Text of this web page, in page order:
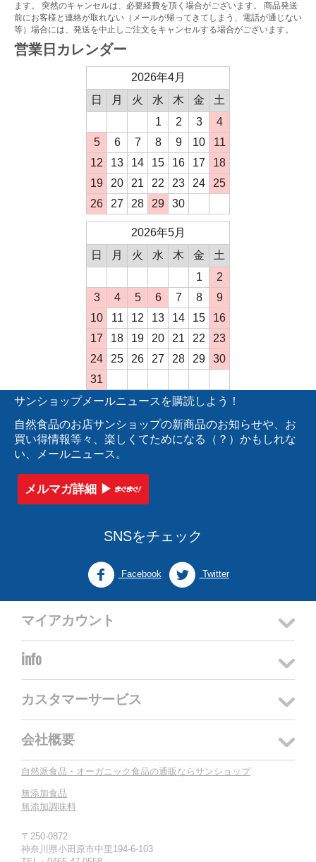
ます。 突然のキャンセルは、必要経費を頂く場合がございます。 商品発送
前にお客様と連絡が取れない（メールが帰ってきてしまう、電話が通じない
等）場合には、発送を中止しご注文をキャンセルする場合がございます。
営業日カレンダー
2026年4月
日
月 火 水 木 金
土
1
2 3
4
5
6 7 8 9 10
11
12
13 14 15 16 17
18
19
20 21 22 23 24
25
26
27 28 29 30
2026年5月
日
月 火 水 木 金
土
1
2
3
4 5 6 7 8
9
10
11 12 13 14 15
16
17
18 19 20 21 22
23
24
25 26 27 28 29
30
31
サンショップメールニュースを購読しよう！
自然食品のお店サンショップの新商品のお知らせや、お
買い得情報等々、楽しくてためになる（？）かもしれな
い、メールニュース。
メルマガ詳細 ▶︎
SNSをチェック
Facebook Twitter
マイアカウント
info
カスタマーサービス
会社概要
自然派食品・オーガニック食品の通販ならサンショップ
無添加食品
無添加調味料
〒250-0872
神奈川県小田原市中里194-6-103